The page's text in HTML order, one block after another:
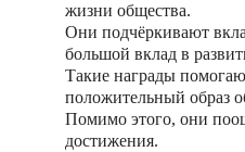
жизни общества.
Они подчёркивают
большой вклад в
Такие награды
положительный образ
Помимо этого, они
достижения.